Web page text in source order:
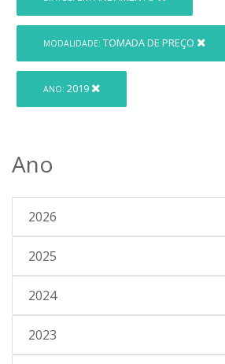
MODALIDADE: TOMADA DE PREÇO
ANO: 2019
Ano
2026
2025
2024
2023